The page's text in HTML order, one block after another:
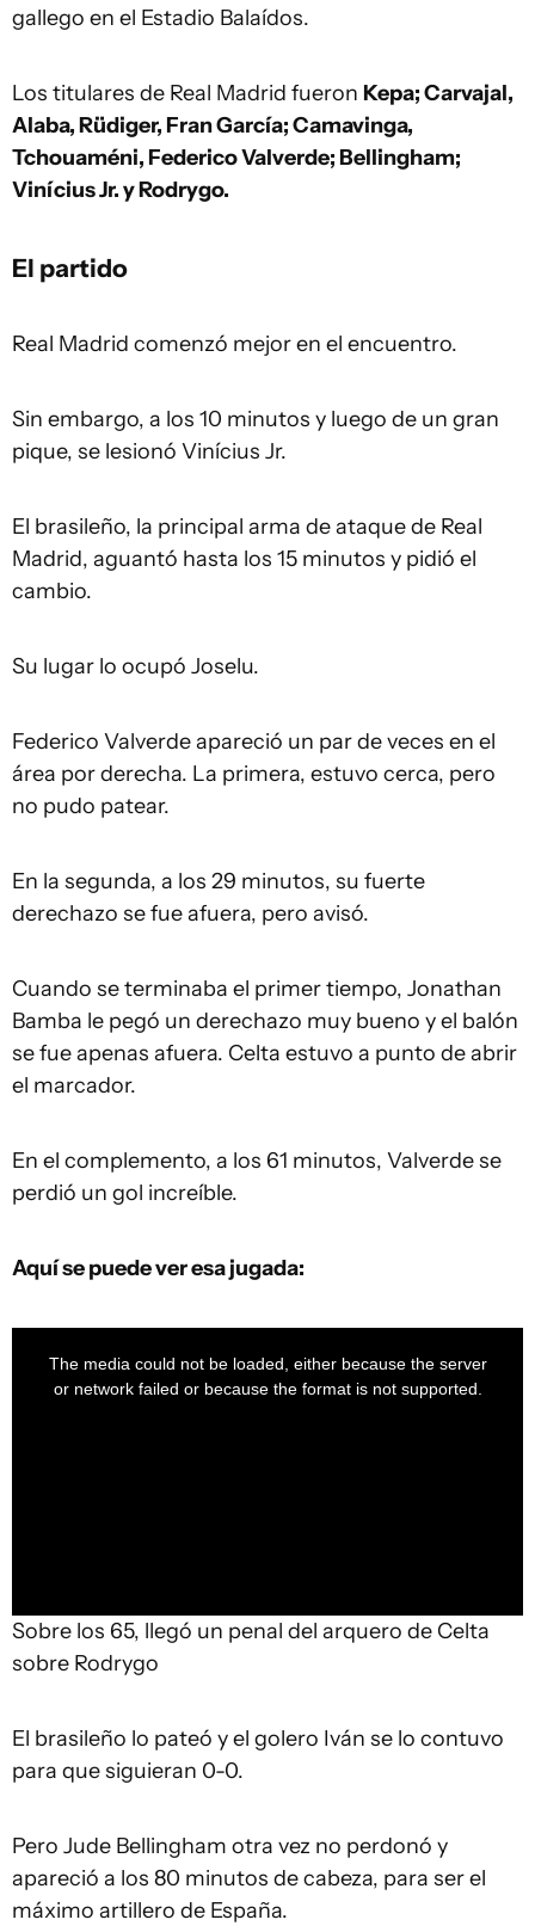
gallego en el Estadio Balaídos.
Los titulares de Real Madrid fueron Kepa; Carvajal,
Alaba, Rüdiger, Fran García; Camavinga,
Tchouaméni, Federico Valverde; Bellingham;
Vinícius Jr. y Rodrygo.
El partido
Real Madrid comenzó mejor en el encuentro.
Sin embargo, a los 10 minutos y luego de un gran
pique, se lesionó Vinícius Jr.
El brasileño, la principal arma de ataque de Real
Madrid, aguantó hasta los 15 minutos y pidió el
cambio.
Su lugar lo ocupó Joselu.
Federico Valverde apareció un par de veces en el
área por derecha. La primera, estuvo cerca, pero
no pudo patear.
En la segunda, a los 29 minutos, su fuerte
derechazo se fue afuera, pero avisó.
Cuando se terminaba el primer tiempo, Jonathan
Bamba le pegó un derechazo muy bueno y el balón
se fue apenas afuera. Celta estuvo a punto de abrir
el marcador.
En el complemento, a los 61 minutos, Valverde se
perdió un gol increíble.
Aquí se puede ver esa jugada:
The media could not be loaded, either because the server
or network failed or because the format is not supported.
Sobre los 65, llegó un penal del arquero de Celta
sobre Rodrygo
El brasileño lo pateó y el golero Iván se lo contuvo
para que siguieran 0-0.
Pero Jude Bellingham otra vez no perdonó y
apareció a los 80 minutos de cabeza, para ser el
máximo artillero de España.